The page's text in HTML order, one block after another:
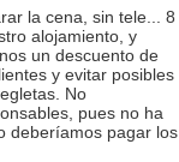
la cena, sin tele... 8
alojamiento, y
un descuento de
y evitar posibles
No
pues no ha
deberíamos pagar los